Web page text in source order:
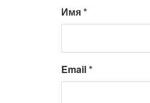
Имя*
Email*